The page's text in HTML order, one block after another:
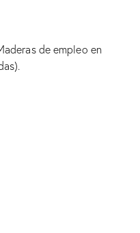
de empleo en